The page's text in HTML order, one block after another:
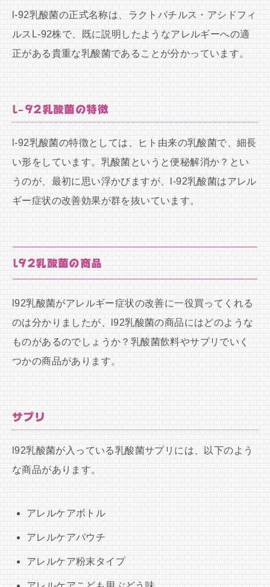
l-92乳酸菌の正式名称は、ラクトバチルス・アシドフィ
ルスL-92株で、既に説明したようなアレルギーへの適
正がある貴重な乳酸菌であることが分かっています。
l-92乳酸菌の特徴
l-92乳酸菌の特徴としては、ヒト由来の乳酸菌で、細長
い形をしています。乳酸菌というと便秘解消か？とい
うのが、最初に思い浮かびますが、l-92乳酸菌はアレル
ギー症状の改善効果が群を抜いています。
l92乳酸菌の商品
l92乳酸菌がアレルギー症状の改善に一役買ってくれる
のは分かりましたが、l92乳酸菌の商品にはどのような
ものがあるのでしょうか？乳酸菌飲料やサプリでいく
つかの商品があります。
サプリ
l92乳酸菌が入っている乳酸菌サプリには、以下のよう
な商品があります。
アレルケアボトル
アレルケアパウチ
アレルケア粉末タイプ